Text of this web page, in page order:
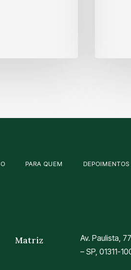
PARA QUEM DEPOIMENTOS
Matriz
Av. Paulista,
– SP, 01311-